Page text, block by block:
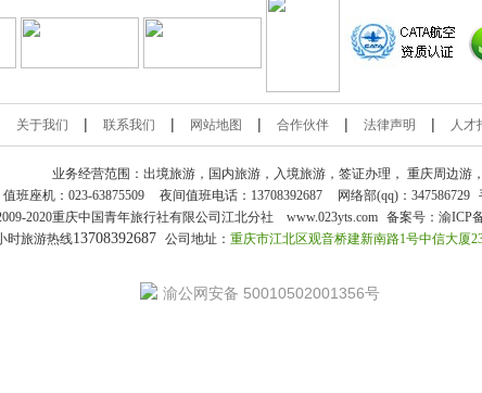
关于我们 | 联系我们 | 网站地图 | 合作伙伴 | 法律声明 | 人才
业务经营范围：出境旅游，国内旅游，入境旅游，签证办理， 重庆周边游 ，
值班座机： 023-63875509 夜间值班电话：13708392687 网络部(qq)： 347586729
2020重庆中国青年旅行社有限公司江北分社 www.023yts.com 备案号： 渝ICP
时旅游热线13708392687 公司地址： 重庆市江北区观音桥建新南路1号中信大厦
渝公网安备 50010502001356号